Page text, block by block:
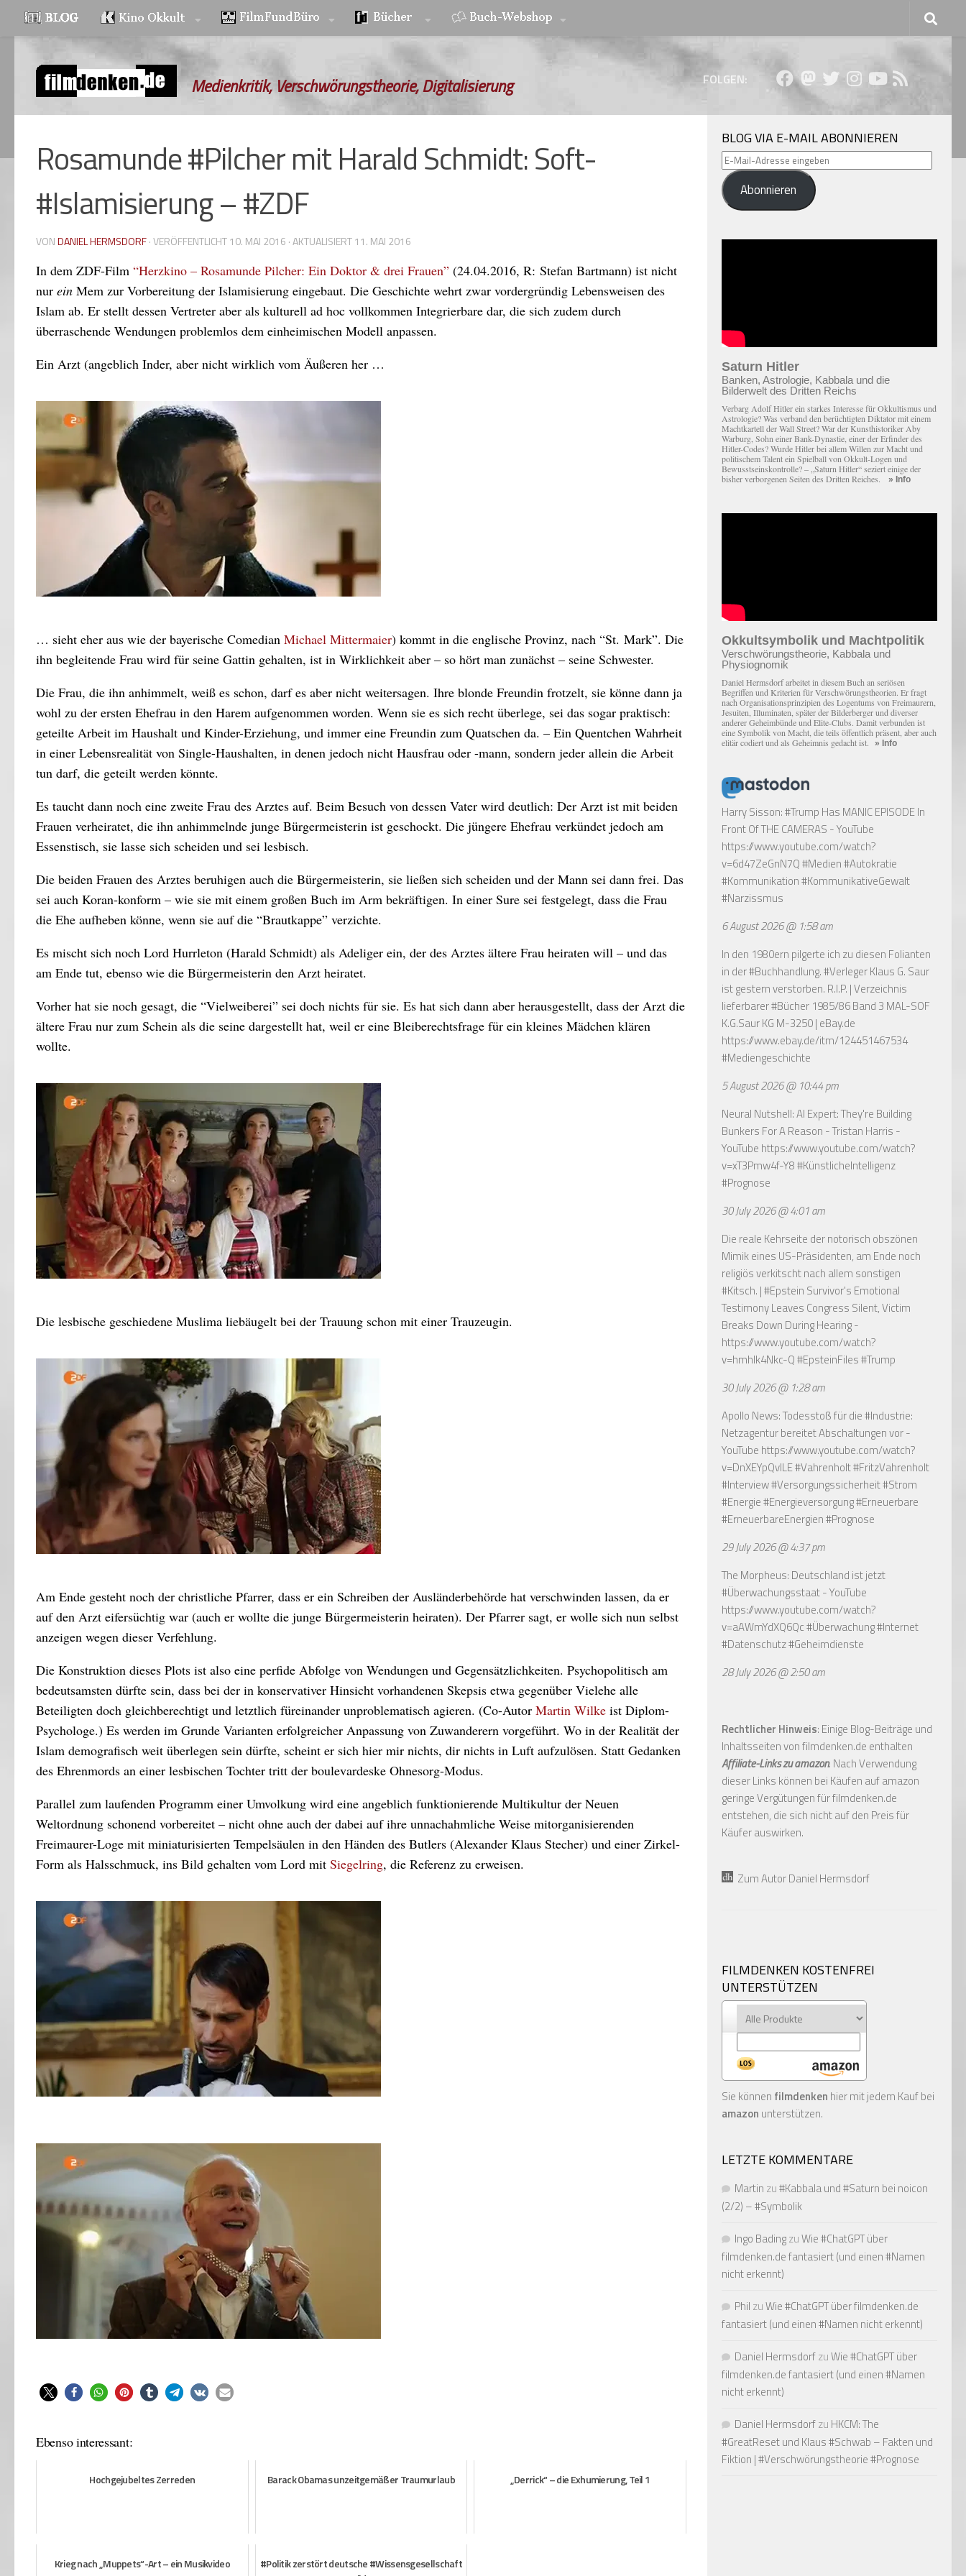
Zum Inhalt springen
Medienkritik, Verschwörungstheorie, Digitalisierung FOLGEN:
Rosamunde #Pilcher mit Harald Schmidt: Soft-
#Islamisierung – #ZDF
VONDANIEL HERMSDORF· VERÖFFENTLICHT10. MAI 2016 · AKTUALISIERT11. MAI 2016
In dem ZDF-Film “Herzkino – Rosamunde Pilcher: Ein Doktor & drei Frauen” (24.04.2016, R: Stefan Bartmann) ist nicht
nur ein Mem zur Vorbereitung der Islamisierung eingebaut. Die Geschichte wehrt zwar vordergründig Lebensweisen des
Islam ab. Er stellt dessen Vertreter aber als kulturell ad hoc vollkommen Integrierbare dar, die sich zudem durch
überraschende Wendungen problemlos dem einheimischen Modell anpassen.
Ein Arzt (angeblich Inder, aber nicht wirklich vom Äußeren her …
… sieht eher aus wie der bayerische Comedian Michael Mittermaier) kommt in die englische Provinz, nach “St. Mark”. Die
ihn begleitende Frau wird für seine Gattin gehalten, ist in Wirklichkeit aber – so hört man zunächst – seine Schwester.
Die Frau, die ihn anhimmelt, weiß es schon, darf es aber nicht weitersagen. Ihre blonde Freundin frotzelt, sie könne dann ja
wohl zu der ersten Ehefrau in den Harem aufgenommen worden. Wenn sie es sich recht überlege, sei das sogar praktisch:
geteilte Arbeit im Haushalt und Kinder-Erziehung, und immer eine Freundin zum Quatschen da. – Ein Quentchen Wahrheit
in einer Lebensrealität von Single-Haushalten, in denen jedoch nicht Hausfrau oder -mann, sondern jeder allein die Arbeit
tun darf, die geteilt werden könnte.
Es taucht dann noch eine zweite Frau des Arztes auf. Beim Besuch von dessen Vater wird deutlich: Der Arzt ist mit beiden
Frauen verheiratet, die ihn anhimmelnde junge Bürgermeisterin ist geschockt. Die jüngere Ehefrau verkündet jedoch am
Essenstisch, sie lasse sich scheiden und sei lesbisch.
Die beiden Frauen des Arztes beruhigen auch die Bürgermeisterin, sie ließen sich scheiden und der Mann sei dann frei. Das
sei auch Koran-konform – wie sie mit einem großen Buch im Arm bekräftigen. In einer Sure sei festgelegt, dass die Frau
die Ehe aufheben könne, wenn sie auf die “Brautkappe” verzichte.
Es mischt sich noch Lord Hurrleton (Harald Schmidt) als Adeliger ein, der des Arztes ältere Frau heiraten will – und das
am Ende tut, ebenso wie die Bürgermeisterin den Arzt heiratet.
Vorher hat sie noch gesagt, die “Vielweiberei” sei doch nichts für sie. Es hat sich dann aber herausgestellt, dass der Arzt die
ältere Frau nur zum Schein als die seine dargestellt hat, weil er eine Bleiberechtsfrage für ein kleines Mädchen klären
wollte.
Die lesbische geschiedene Muslima liebäugelt bei der Trauung schon mit einer Trauzeugin.
Am Ende gesteht noch der christliche Pfarrer, dass er ein Schreiben der Ausländerbehörde hat verschwinden lassen, da er
auf den Arzt eifersüchtig war (auch er wollte die junge Bürgermeisterin heiraten). Der Pfarrer sagt, er wolle sich nun selbst
anzeigen wegen dieser Verfehlung.
Die Konstruktion dieses Plots ist also eine perfide Abfolge von Wendungen und Gegensätzlichkeiten. Psychopolitisch am
bedeutsamsten dürfte sein, dass bei der in konservativer Hinsicht vorhandenen Skepsis etwa gegenüber Vielehe alle
Beteiligten doch gleichberechtigt und letztlich füreinander unproblematisch agieren. (Co-Autor Martin Wilke ist Diplom-
Psychologe.) Es werden im Grunde Varianten erfolgreicher Anpassung von Zuwanderern vorgeführt. Wo in der Realität der
Islam demografisch weit überlegen sein dürfte, scheint er sich hier mir nichts, dir nichts in Luft aufzulösen. Statt Gedanken
des Ehrenmords an einer lesbischen Tochter tritt der boulevardeske Ohnesorg-Modus.
Parallel zum laufenden Programm einer Umvolkung wird eine angeblich funktionierende Multikultur der Neuen
Weltordnung schonend vorbereitet – nicht ohne auch der dabei auf ihre unnachahmliche Weise mitorganisierenden
Freimaurer-Loge mit miniaturisierten Tempelsäulen in den Händen des Butlers (Alexander Klaus Stecher) und einer Zirkel-
Form als Halsschmuck, ins Bild gehalten vom Lord mit Siegelring, die Referenz zu erweisen.
Ebenso interessant:
Hochgejubeltes Zerreden Barack Obamas unzeitgemäßer Traumurlaub „Derrick“ – die Exhumierung, Teil 1
Krieg nach „Muppets“-Art – ein Musikvideo
#Politik zerstört deutsche #Wissensgesellschaft
BLOG VIA E-MAIL ABONNIEREN
E-
Mail-
Adresse
eingeben
Abonnieren
Saturn Hitler
Banken, Astrologie, Kabbala und die
Bilderwelt des Dritten Reichs
Verbarg Adolf Hitler ein starkes Interesse für Okkultismus und
Astrologie? Was verband den berüchtigten Diktator mit einem
Macht­kartell der Wall Street? War der Kunsthistoriker Aby
Warburg, Sohn einer Bank-Dynastie, einer der Erfinder des
Hitler-Codes? Wurde Hitler bei allem Willen zur Macht und
politischem Talent ein Spielball von Okkult-Logen und
Bewusstseinskontrolle? – „Saturn Hitler“ seziert einige der
bisher verborgenen Seiten des Dritten Reiches. » Info
Okkultsymbolik und Machtpolitik
Verschwörungstheorie, Kabbala und
Physiognomik
Daniel Hermsdorf arbeitet in diesem Buch an seriösen
Begriffen und Kriterien für Verschwörungstheorien. Er fragt
nach Organisationsprinzipien des Logentums von Freimaurern,
Jesuiten, Illuminaten, später der Bilderberger und diverser
anderer Geheimbünde und Elite-Clubs. Damit verbunden ist
eine Symbolik von Macht, die teils öffentlich präsent, aber auch
elitär codiert und als Geheimnis gedacht ist. » Info
Harry Sisson: #Trump Has MANIC EPISODE In
Front Of THE CAMERAS - YouTube
https://www.youtube.com/watch?
v=6d47ZeGnN7Q#Medien #Autokratie
#Kommunikation #KommunikativeGewalt
#Narzissmus
6 August 2026 @ 1:58 am
In den 1980ern pilgerte ich zu diesen Folianten
in der #Buchhandlung. #Verleger Klaus G. Saur
ist gestern verstorben. R.I.P. | Verzeichnis
lieferbarer #Bücher 1985/86 Band 3 MAL-SOF
K.G.Saur KG M-3250 | eBay.de
https://www.ebay.de/itm/124451467534
#Mediengeschichte
5 August 2026 @ 10:44 pm
Neural Nutshell: AI Expert: They're Building
Bunkers For A Reason - Tristan Harris -
YouTube https://www.youtube.com/watch?
v=xT3Pmw4f-Y8#KünstlicheIntelligenz
#Prognose
30 July 2026 @ 4:01 am
Die reale Kehrseite der notorisch obszönen
Mimik eines US-Präsidenten, am Ende noch
religiös verkitscht nach allem sonstigen
#Kitsch. | #Epstein Survivor's Emotional
Testimony Leaves Congress Silent, Victim
Breaks Down During Hearing -
https://www.youtube.com/watch?
v=hmhlk4Nkc-Q#EpsteinFiles #Trump
30 July 2026 @ 1:28 am
Apollo News: Todesstoß für die #Industrie:
Netzagentur bereitet Abschaltungen vor -
YouTube https://www.youtube.com/watch?
v=DnXEYpQvILE#Vahrenholt #FritzVahrenholt
#Interview #Versorgungssicherheit #Strom
#Energie #Energieversorgung #Erneuerbare
#ErneuerbareEnergien #Prognose
29 July 2026 @ 4:37 pm
The Morpheus: Deutschland ist jetzt
#Überwachungsstaat - YouTube
https://www.youtube.com/watch?
v=aAWmYdXQ6Qc#Überwachung #Internet
#Datenschutz #Geheimdienste
28 July 2026 @ 2:50 am
Rechtlicher Hinweis: Einige Blog-Beiträge und
Inhaltsseiten von filmdenken.de enthalten
Affiliate-Links zu amazon. Nach Verwendung
dieser Links können bei Käufen auf amazon
geringe Vergütungen für filmdenken.de
entstehen, die sich nicht auf den Preis für
Käufer auswirken.
Zum Autor Daniel Hermsdorf
FILMDENKEN KOSTENFREI
UNTERSTÜTZEN
Sie können filmdenken hier mit jedem Kauf bei
amazon unterstützen.
LETZTE KOMMENTARE
Martin zu#Kabbala und #Saturn bei noicon
(2/2) – #Symbolik
Ingo BadingzuWie #ChatGPT über
filmdenken.de fantasiert (und einen #Namen
nicht erkennt)
Phil zuWie #ChatGPT über filmdenken.de
fantasiert (und einen #Namen nicht erkennt)
Daniel HermsdorfzuWie #ChatGPT über
filmdenken.de fantasiert (und einen #Namen
nicht erkennt)
Daniel Hermsdorfzu HKCM: The
#GreatReset und Klaus #Schwab – Fakten und
Fiktion | #Verschwörungstheorie #Prognose